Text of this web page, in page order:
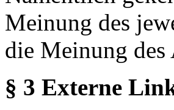
Meinung des
die Meinung des
§ 3 Externe